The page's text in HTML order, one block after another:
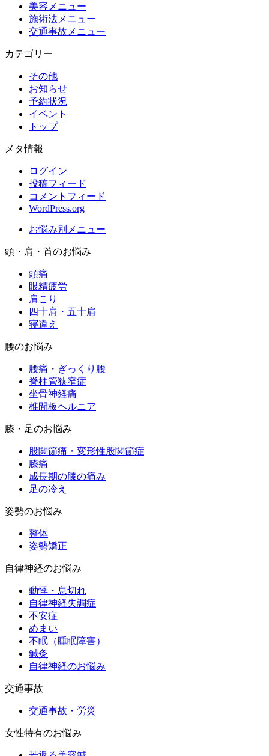
美容メニュー
施術法メニュー
交通事故メニュー
カテゴリー
その他
お知らせ
予約状況
イベント
トップ
メタ情報
ログイン
投稿フィード
コメントフィード
WordPress.org
お悩み別メニュー
頭・肩・首のお悩み
頭痛
眼精疲労
肩こり
四十肩・五十肩
寝違え
腰のお悩み
腰痛・ぎっくり腰
脊柱管狭窄症
坐骨神経痛
椎間板ヘルニア
膝・足のお悩み
股関節痛・変形性股関節症
膝痛
成長期の膝の痛み
足の冷え
姿勢のお悩み
整体
姿勢矯正
自律神経のお悩み
動悸・息切れ
自律神経失調症
不安症
めまい
不眠（睡眠障害）
鍼灸
自律神経のお悩み
交通事故
交通事故・労災
女性特有のお悩み